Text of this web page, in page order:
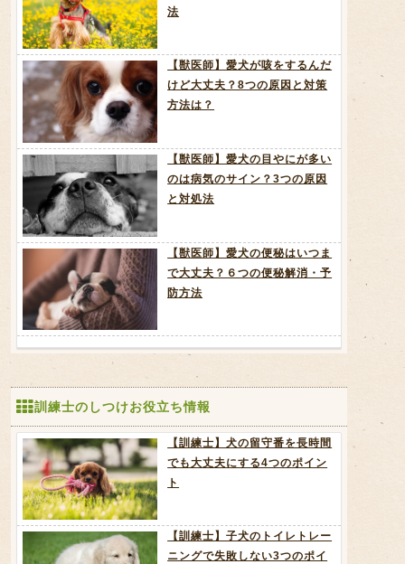
法
【獣医師】愛犬が咳をするんだ
けど大丈夫？8つの原因と対策
方法は？
【獣医師】愛犬の目やにが多い
のは病気のサイン？3つの原因
と対処法
【獣医師】愛犬の便秘はいつま
で大丈夫？６つの便秘解消・予
防方法
訓練士のしつけお役立ち情報
【訓練士】犬の留守番を長時間
でも大丈夫にする4つのポイン
ト
【訓練士】子犬のトイレトレー
ニングで失敗しない3つのポイ